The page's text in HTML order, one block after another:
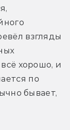
взгляды
хорошо, и
по
бывает,